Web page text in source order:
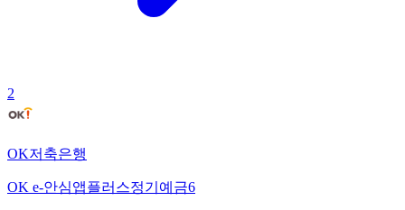
2
OK저축은행
OK e-안심앱플러스정기예금6